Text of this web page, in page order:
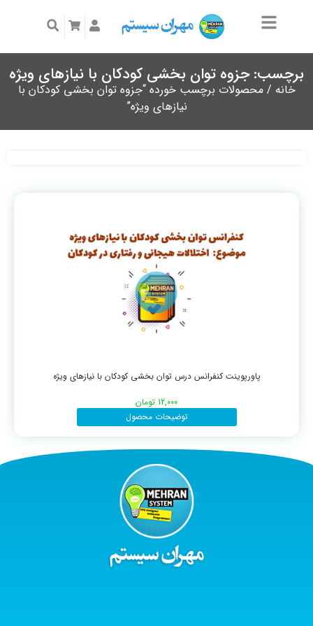
برچسب: جزوه توان بخشی کودکان با نیازهای ویژه
خانه / محصولات برچسب خورده “جزوه توان بخشی کودکان با
نیازهای ویژه”
پاورپوینت کنفرانس درس توان بخشی کودکان با نیازهای ویژه
12,000 تومان
توضیحات محصول